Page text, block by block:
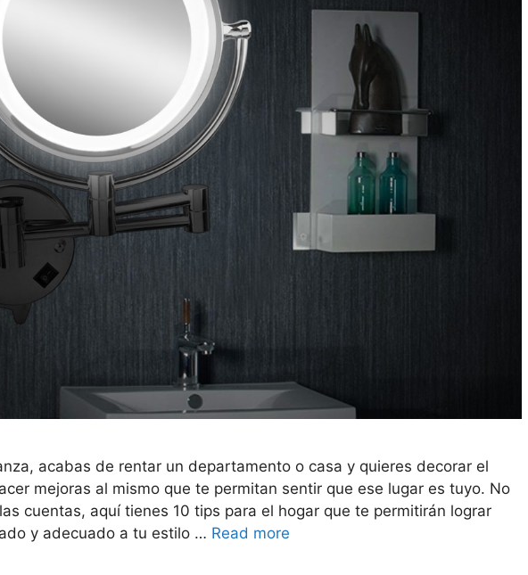
acabas de rentar un departamento o casa y quieres decorar el
mejoras al mismo que te permitan sentir que ese lugar es tuyo. No
cuentas, aquí tienes 10 tips para el hogar que te permitirán lograr
y adecuado a tu estilo … Read more